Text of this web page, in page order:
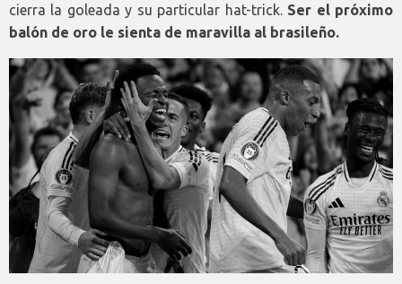
cierra la goleada y su particular hat-trick. Ser el próximo
balón de oro le sienta de maravilla al brasileño.